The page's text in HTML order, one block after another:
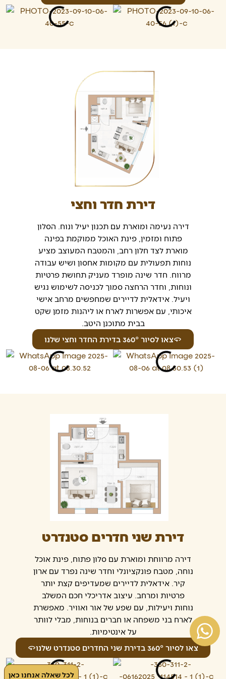
דירת חדר וחצי
דירה נעימה ומוארת עם תכנון יעיל ונוח. הסלון
פתוח ומזמין, פינת האוכל ממוקמת בפינה
מוארת לצד חלון רחב, והמטבח המעוצב מציע
נוחות תפעולית עם מקומות אחסון ושיש עבודה
מרווח. חדר שינה מופרד מעניק תחושת פרטיות
ונוחות, וחדר הרחצה סמוך לכניסה לשימוש נגיש
ויעיל. אידאלית לדיירים שמחפשים מרחב אישי
איכותי, עם אפשרות לארח או ליהנות מזמן שקט
בבית מתוכנן היטב.
צאו לסיור 360° בדירת החדר וחצי שלנו
דירת שני חדרים סטנדרט
דירה מרווחת ומוארת עם סלון פתוח, פינת אוכל
נוחה, מטבח פונקציונלי וחדר שינה נפרד עם ארון
קיר. אידאלית לדיירים שמעדיפים קצת יותר
פרטיות ומרחב. עיצוב אדריכלי חכם המשלב
נוחות ויעילות, עם שפע של אור ואוויר. מאפשרת
לארח בני משפחה או חברים בנוחות, מבלי לוותר
על אינטימיות.
צאו לסיור 360° בדירת שני החדרים סטנדרט שלנו
לכל שאלה אנחנו כאן